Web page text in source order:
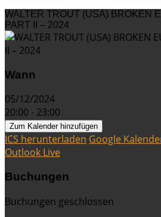
WALTER TROUT (USA) BROKEN
PART II – 2024
Wann
05/12/2024
20:00 - 23:00
Zum Kalender hinzufügen
ICS herunterladen Google
Outlook Live
Buchungen
Buchungen geschlossen